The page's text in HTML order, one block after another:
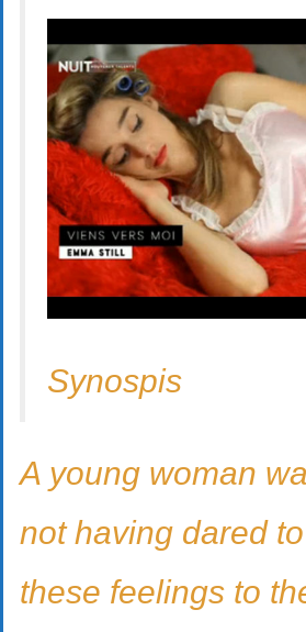
Synospis
A young woman
not having dared
these feelings to